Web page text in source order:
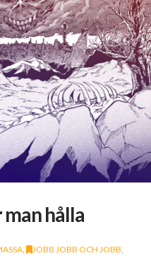
hålla
, JOBB JOBB OCH JOBB,